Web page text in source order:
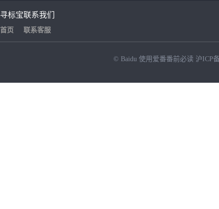
寻标宝
首页
联系我们
联系客服
© Baidu 使用爱番番前必读 沪ICP